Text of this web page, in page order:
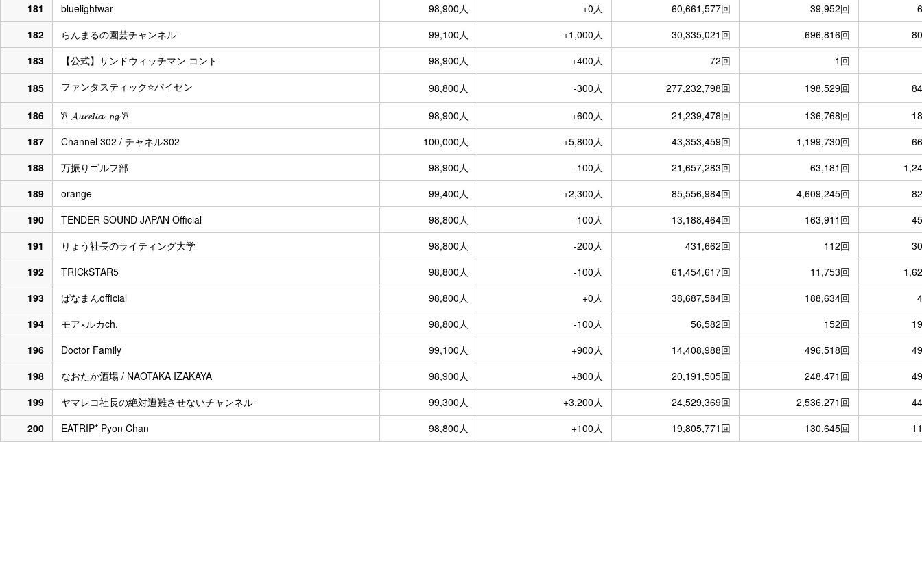
181
bluelightwar 98,900人 +0人 60,661,577回 39,952回
182
らんまるの園芸チャンネル 99,100人 +1,000人 30,335,021回 696,816回
183
【公式】サンドウィッチマン コント 98,900人 +400人 72回
1回
185
ファンタスティック⭐️パイセン 98,800人 -300人 277,232,798回 198,529回
186
𐙚 𝓐𝓾𝓻𝓮𝓵𝓲𝓪_𝓹𝓰 𐙚 98,900人 +600人 21,239,478回 136,768回
187
Channel 302 / チャネル302 100,000人 +5,800人 43,353,459回 1,199,730回
188
万振りゴルフ部 98,900人 -100人 21,657,283回 63,181回
189
orange 99,400人 +2,300人 85,556,984回 4,609,245回
190
TENDER SOUND JAPAN Official 98,800人 -100人 13,188,464回 163,911回
191
りょう社長のライティング大学 98,800人 -200人 431,662回 112回
192
TRICkSTAR5 98,800人 -100人 61,454,617回 11,753回
193
ぱなまんofficial 98,800人 +0人 38,687,584回 188,634回
194
モア×ルカch. 98,800人 -100人 56,582回 152回
196
Doctor Family 99,100人 +900人 14,408,988回 496,518回
198
なおたか酒場 / NAOTAKA IZAKAYA 98,900人 +800人 20,191,505回 248,471回
199
ヤマレコ社長の絶対遭難させないチャンネル 99,300人 +3,200人 24,529,369回 2,536,271回
200
EATRIP* Pyon Chan 98,800人 +100人 19,805,771回 130,645回